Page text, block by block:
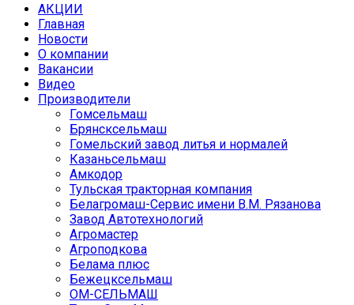
АКЦИИ
Главная
Новости
О компании
Вакансии
Видео
Производители
Гомсельмаш
Брянсксельмаш
Гомельский завод литья и нормалей
Казаньсельмаш
Амкодор
Тульская тракторная компания
Белагромаш-Сервис имени В.М. Рязанова
Завод Автотехнологий
Агромастер
Агроподкова
Белама плюс
Бежецксельмаш
ОМ-СЕЛЬМАШ